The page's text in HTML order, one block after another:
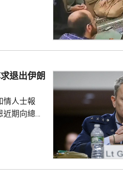
。他病情
出席上月哈
退出伊朗
情人士報
期向總統
，並提出